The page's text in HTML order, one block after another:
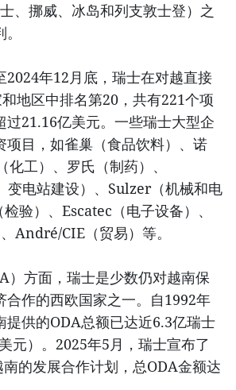
、挪威、冰岛和列支敦士登）之
2024年12月底，瑞士在对越直接
地区中排名第20，共有221个项
过21.16亿美元。一些瑞士大型企
项目，如雀巢（食品饮料）、诺
工）、罗氏（制药）、
变电站建设）、Sulzer（机械和电
验）、Escatec（电子设备）、
André/CIE（贸易）等。
）方面，瑞士是少数仍对越南保
合作的西欧国家之一。自1992年
提供的ODA总额已达近6.3亿瑞士
元）。2025年5月，瑞士宣布了
的发展合作计划，总ODA金额达